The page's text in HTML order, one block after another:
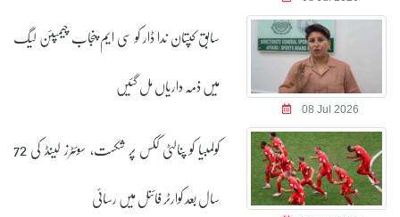
08 Jul 2026
سابق کپتان ندا ڈار کو سی ایم پنجاب چیمپئن لیگ
میں ذمہ داریاں مل گئیں
کولمبیا کو پنالٹی ککس پر شکست، سوئٹرز لینڈ کی 72
سال بعد کوارٹر فائنل میں رسائی